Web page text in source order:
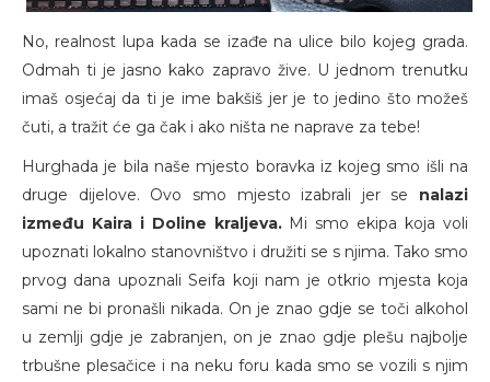
No, realnost lupa kada se izađe na ulice bilo kojeg grada.
Odmah ti je jasno kako zapravo žive. U jednom trenutku
imaš osjećaj da ti je ime bakšiš jer je to jedino što možeš
čuti, a tražit će ga čak i ako ništa ne naprave za tebe!
Hurghada je bila naše mjesto boravka iz kojeg smo išli na
druge dijelove. Ovo smo mjesto izabrali jer se nalazi
između Kaira i Doline kraljeva.Mi smo ekipa koja voli
upoznati lokalno stanovništvo i družiti se s njima. Tako smo
prvog dana upoznali Seifa koji nam je otkrio mjesta koja
sami ne bi pronašli nikada. On je znao gdje se toči alkohol
u zemlji gdje je zabranjen, on je znao gdje plešu najbolje
trbušne plesačice i na neku foru kada smo se vozili s njim